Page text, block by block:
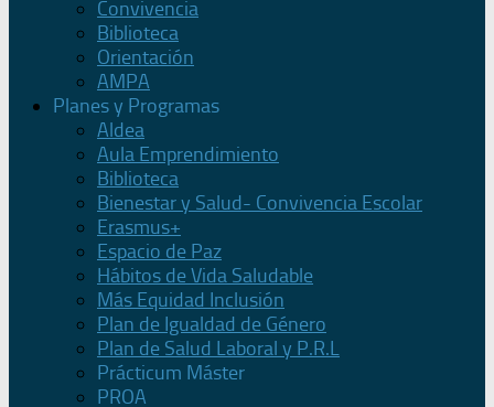
Convivencia
Biblioteca
Orientación
AMPA
Planes y Programas
Aldea
Aula Emprendimiento
Biblioteca
Bienestar y Salud- Convivencia Escolar
Erasmus+
Espacio de Paz
Hábitos de Vida Saludable
Más Equidad Inclusión
Plan de Igualdad de Género
Plan de Salud Laboral y P.R.L
Prácticum Máster
PROA